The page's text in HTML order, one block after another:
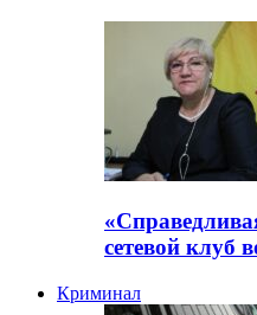
сетевой клуб
Криминал